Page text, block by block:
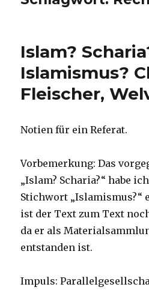
Islam?
Islamismus?
Fleischer,
Notien für ein Referat.
Vorbemerkung: Das
„Islam? Scharia?“ habe
Stichwort „Islamismus?“
ist der Text zum Text
da er als
entstanden ist.
Impuls: